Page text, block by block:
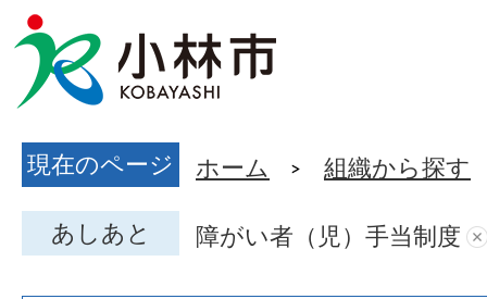
現在のページ ホーム 組織から探す
あしあと 障がい者（児）手当制度